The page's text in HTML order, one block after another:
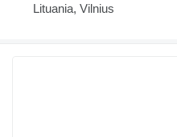
Lituania, Vilnius